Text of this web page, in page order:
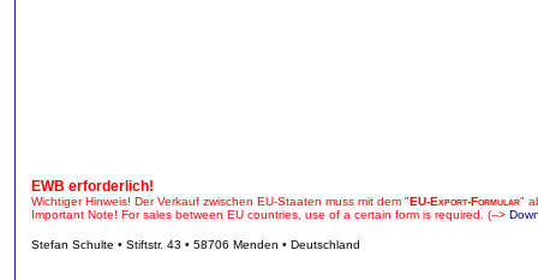
EWB erforderlich!
Wichtiger Hinweis! Der Verkauf zwischen EU-Staaten muss mit dem "EU-Export-Formular"
Important Note! For sales between EU countries, use of a certain form is required. (-->
Stefan Schulte • Stiftstr. 43 • 58706 Menden • Deutschland